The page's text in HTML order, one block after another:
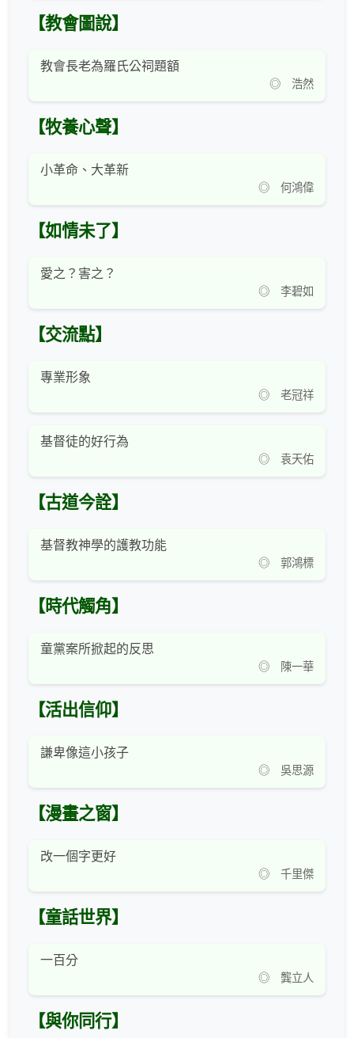
【教會圖說】
教會長老為羅氏公祠題額
◎ 浩然
【牧養心聲】
小革命、大革新
◎ 何鴻偉
【如情未了】
愛之？害之？
◎ 李碧如
【交流點】
專業形象
◎ 老冠祥
基督徒的好行為
◎ 袁天佑
【古道今詮】
基督教神學的護教功能
◎ 郭鴻標
【時代觸角】
童黨案所掀起的反思
◎ 陳一華
【活出信仰】
謙卑像這小孩子
◎ 吳思源
【漫畫之窗】
改一個字更好
◎ 千里傑
【童話世界】
一百分
◎ 龔立人
【與你同行】